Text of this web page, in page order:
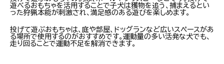
遊べるおもちゃを活用することで子犬は獲物を追う、捕まえるとい
った狩猟本能が刺激され、満足感のある遊びを楽しめます。
投げて遊ぶおもちゃは、庭や部屋、ドッグランなど広いスペースがあ
る場所で使用するのがおすすめです。運動量の多い活発な犬でも、
走り回ることで運動不足を解消できます。